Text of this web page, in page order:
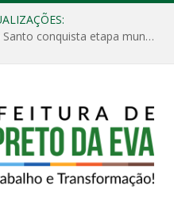
Escola Municipal Divino Espírito Santo conquista etapa municipal da V Feira Amazonense de Matemática